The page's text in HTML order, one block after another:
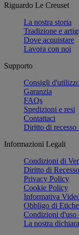
Riguardo Le Creuset
La nostra storia
Tradizione e
Dove acquistare
Lavora con noi
Supporto
Consigli
Garanzia
FAQs
Spedizioni e resi
Contattaci
Diritto di
Informazioni Legali
Condizioni di
Diritto di Recesso
Privacy Policy
Cookie Policy
Informativa
Obbligo di
Condizioni d'uso
La nostra